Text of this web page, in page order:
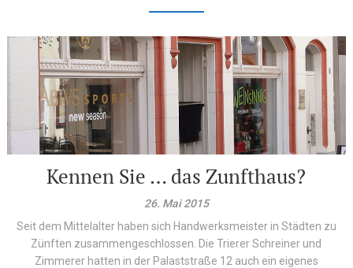
Kennen Sie … das Zunfthaus?
26. Mai 2015
Seit dem Mittelalter haben sich Handwerksmeister in Städten zu
Zünften zusammengeschlossen. Die Trierer Schreiner und
Zimmerer hatten in der Palaststraße 12 auch ein eigenes